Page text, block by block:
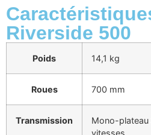
Riverside 500
Poids 14,1 kg
Roues 700 mm
Transmission
Mono-